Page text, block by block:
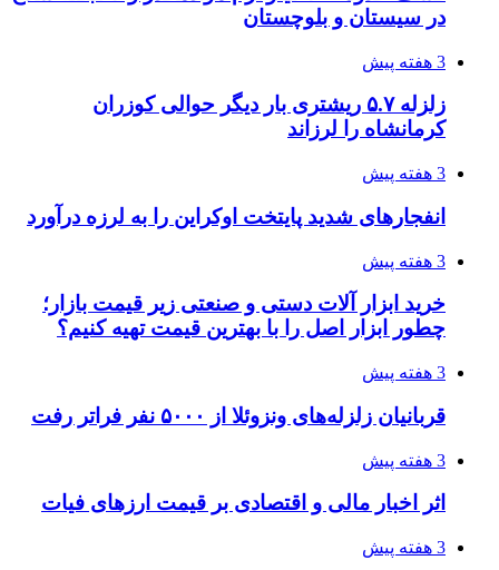
3 هفته پیش
هواپیماهای سوخت‌رسان آمریکا برای اسرائیل
4 هفته پیش
پروژه را تعیین می‌کند؟
4 هفته پیش
فدراسیون نگاهش را عوض کند
4 هفته پیش
از کجا تجهیزات ترافیکی باکیفیت بخریم؟ راهنمای
انتخاب بهترین فروشنده
4 هفته پیش